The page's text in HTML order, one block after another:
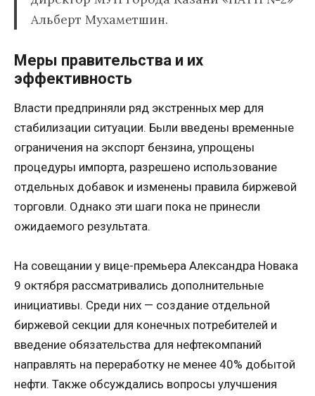
Альберт Мухаметшин.
Меры правительства и их
эффективность
Власти предприняли ряд экстренных мер для
стабилизации ситуации. Были введены временные
ограничения на экспорт бензина, упрощены
процедуры импорта, разрешено использование
отдельных добавок и изменены правила биржевой
торговли. Однако эти шаги пока не принесли
ожидаемого результата.
На совещании у вице-премьера Александра Новака
9 октября рассматривались дополнительные
инициативы. Среди них — создание отдельной
биржевой секции для конечных потребителей и
введение обязательства для нефтекомпаний
направлять на переработку не менее 40% добытой
нефти. Также обсуждались вопросы улучшения